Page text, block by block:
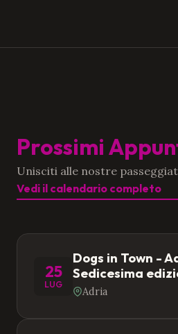
Prossimi
Unisciti alle nostre
Vedi il calendario completo
25
LUG
Dogs in Town -
Sedicesima
Adria